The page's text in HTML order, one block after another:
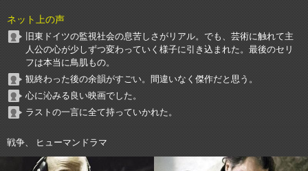
ネット上の声
旧東ドイツの監視社会の息苦しさがリアル。でも、芸術に触れて主
人公の心が少しずつ変わっていく様子に引き込まれた。最後のセリ
フは本当に鳥肌もの。
観終わった後の余韻がすごい。間違いなく傑作だと思う。
心に沁みる良い映画でした。
ラストの一言に全て持っていかれた。
戦争、 ヒューマンドラマ